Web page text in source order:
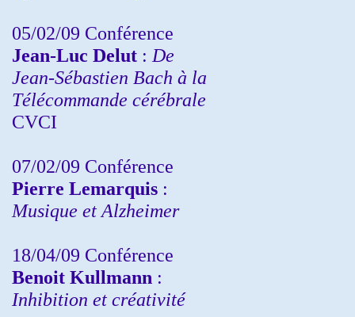
05/02/09 Conférence
Jean-Luc Delut : De
Jean-Sébastien Bach à la
Télécommande cérébrale
CVCI
07/02/09 Conférence
Pierre Lemarquis :
Musique et Alzheimer
18/04/09 Conférence
Benoit Kullmann :
Inhibition et créativité